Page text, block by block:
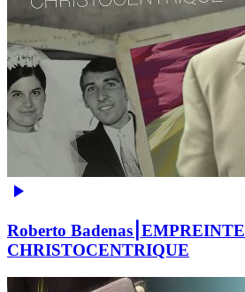
Roberto Badenas⎮EMPREINTE
CHRISTOCENTRIQUE